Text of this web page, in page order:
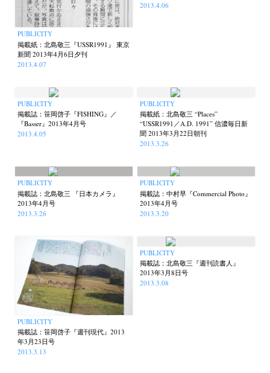
PUBLICITY
掲載紙：北島敬三『USSR1991』 東京
新聞 2013年4月6日夕刊
2013.4.07
2013.4.06
PUBLICITY
掲載誌：笹岡啓子『FISHING』／
『Basser』2013年4月号
2013.4.05
PUBLICITY
掲載紙：北島敬三 “Places”
“USSR1991／A.D. 1991” 信濃毎日新
聞 2013年3月22日朝刊
2013.3.26
PUBLICITY
掲載誌：北島敬三 『日本カメラ』
2013年4月号
2013.3.26
PUBLICITY
掲載誌：中村早『Commercial Photo』
2013年4月号
2013.3.20
PUBLICITY
掲載誌：笹岡啓子『週刊現代』2013
年3月23日号
2013.3.13
PUBLICITY
掲載誌：北島敬三『週刊読書人』
2013年3月8日号
2013.3.08